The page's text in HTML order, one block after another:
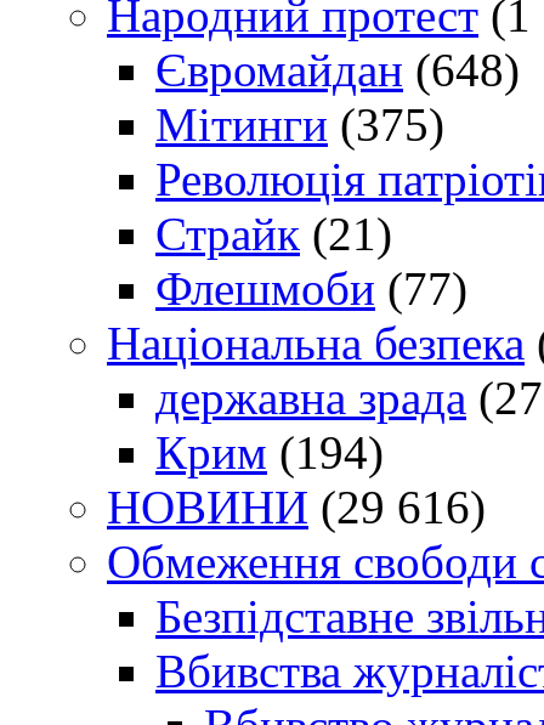
Народний протест (1
Євромайдан (648)
Мітинги (375)
Революція
Страйк (21)
Флешмоби (77)
Національна безпека
державна зрада
Крим (194)
НОВИНИ (29 616)
Обмеження свободи
Безпідставне
Вбивства